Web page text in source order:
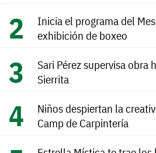
Inicia el programa del
exhibición de boxeo
Sari Pérez supervisa obra
Sierrita
Niños despiertan la
Camp de Carpintería